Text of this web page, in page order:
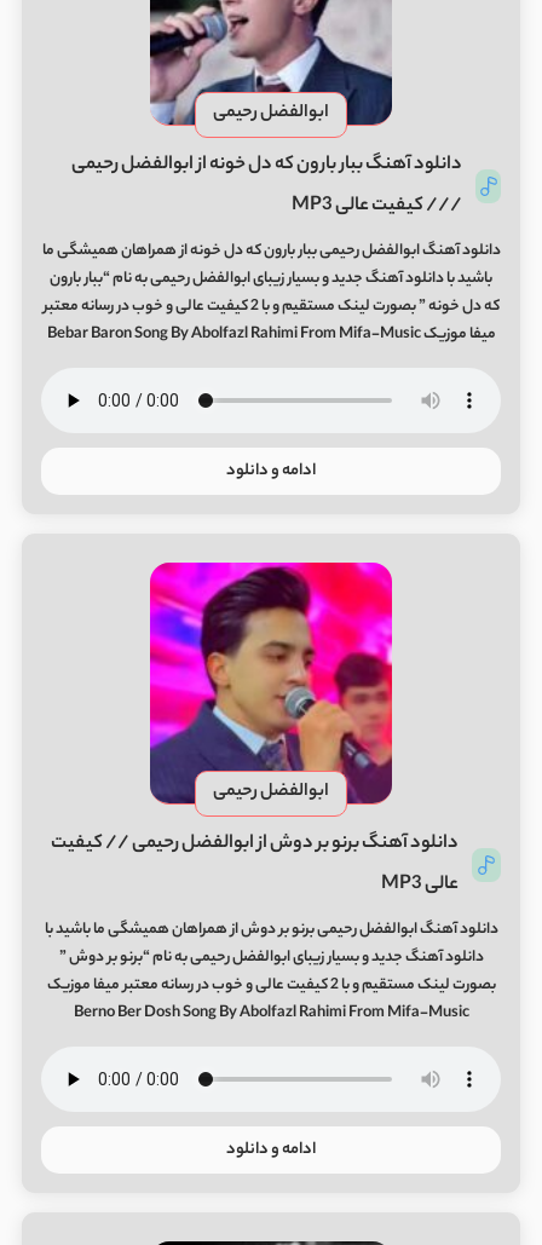
ابوالفضل رحیمی
دانلود آهنگ ببار بارون که دل خونه از ابوالفضل رحیمی
/// کیفیت عالی MP3
دانلود آهنگ ابوالفضل رحیمی ببار بارون که دل خونه از همراهان همیشگی ما
باشید با دانلود آهنگ جدید و بسیار زیبای ابوالفضل رحیمی به نام “ببار بارون
که دل خونه ” بصورت لینک مستقیم و با 2 کیفیت عالی و خوب در رسانه معتبر
میفا موزیک Bebar Baron Song By Abolfazl Rahimi From Mifa-Music
ادامه و دانلود
ابوالفضل رحیمی
دانلود آهنگ برنو بر دوش از ابوالفضل رحیمی // کیفیت
عالی MP3
دانلود آهنگ ابوالفضل رحیمی برنو بر دوش از همراهان همیشگی ما باشید با
دانلود آهنگ جدید و بسیار زیبای ابوالفضل رحیمی به نام “برنو بر دوش ”
بصورت لینک مستقیم و با 2 کیفیت عالی و خوب در رسانه معتبر میفا موزیک
Berno Ber Dosh Song By Abolfazl Rahimi From Mifa-Music
ادامه و دانلود